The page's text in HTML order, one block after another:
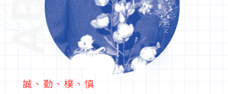
誠、勤、樸、慎